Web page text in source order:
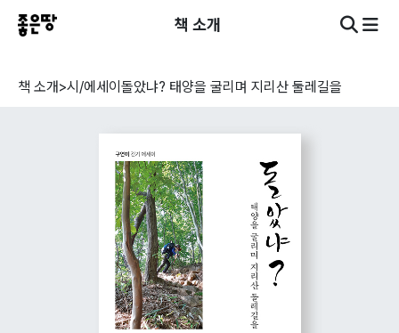
책 소개
책 소개>시/에세이 돌았냐? 태양을 굴리며 지리산 둘레길을